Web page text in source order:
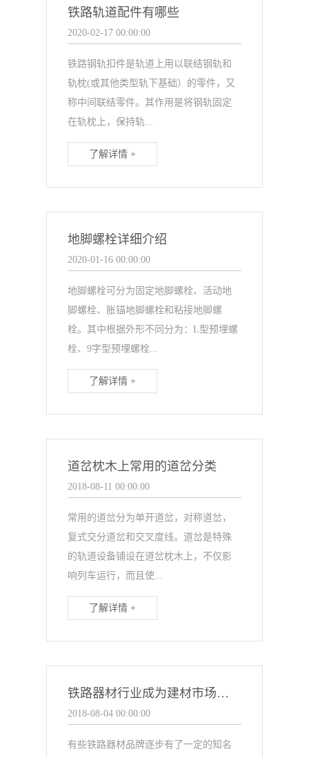
铁路轨道配件有哪些
2020-02-17 00:00:00
铁路钢轨扣件是轨道上用以联结钢轨和
轨枕(或其他类型轨下基础）的零件，又
称中间联结零件。其作用是将钢轨固定
在轨枕上，保持轨...
了解详情 +
地脚螺栓详细介绍
2020-01-16 00:00:00
地脚螺栓可分为固定地脚螺栓、活动地
脚螺栓、胀锚地脚螺栓和粘接地脚螺
栓。其中根据外形不同分为：L型预埋螺
栓、9字型预埋螺栓...
了解详情 +
道岔枕木上常用的道岔分类
2018-08-11 00:00:00
常用的道岔分为单开道岔，对称道岔，
复式交分道岔和交叉度线。道岔是特殊
的轨道设备铺设在道岔枕木上，不仅影
响列车运行，而且使...
了解详情 +
铁路器材行业成为建材市场中的中流砥柱行业
2018-08-04 00:00:00
有些铁路器材品牌逐步有了一定的知名